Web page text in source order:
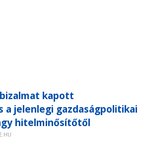
kapott
a jelenlegi gazdaságpolitikai
hitelminősítőtől